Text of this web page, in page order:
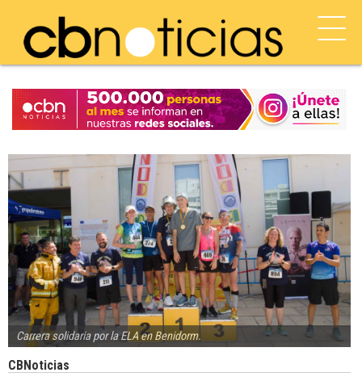
Carrera solidaria por la ELA en Benidorm.
CBNoticias